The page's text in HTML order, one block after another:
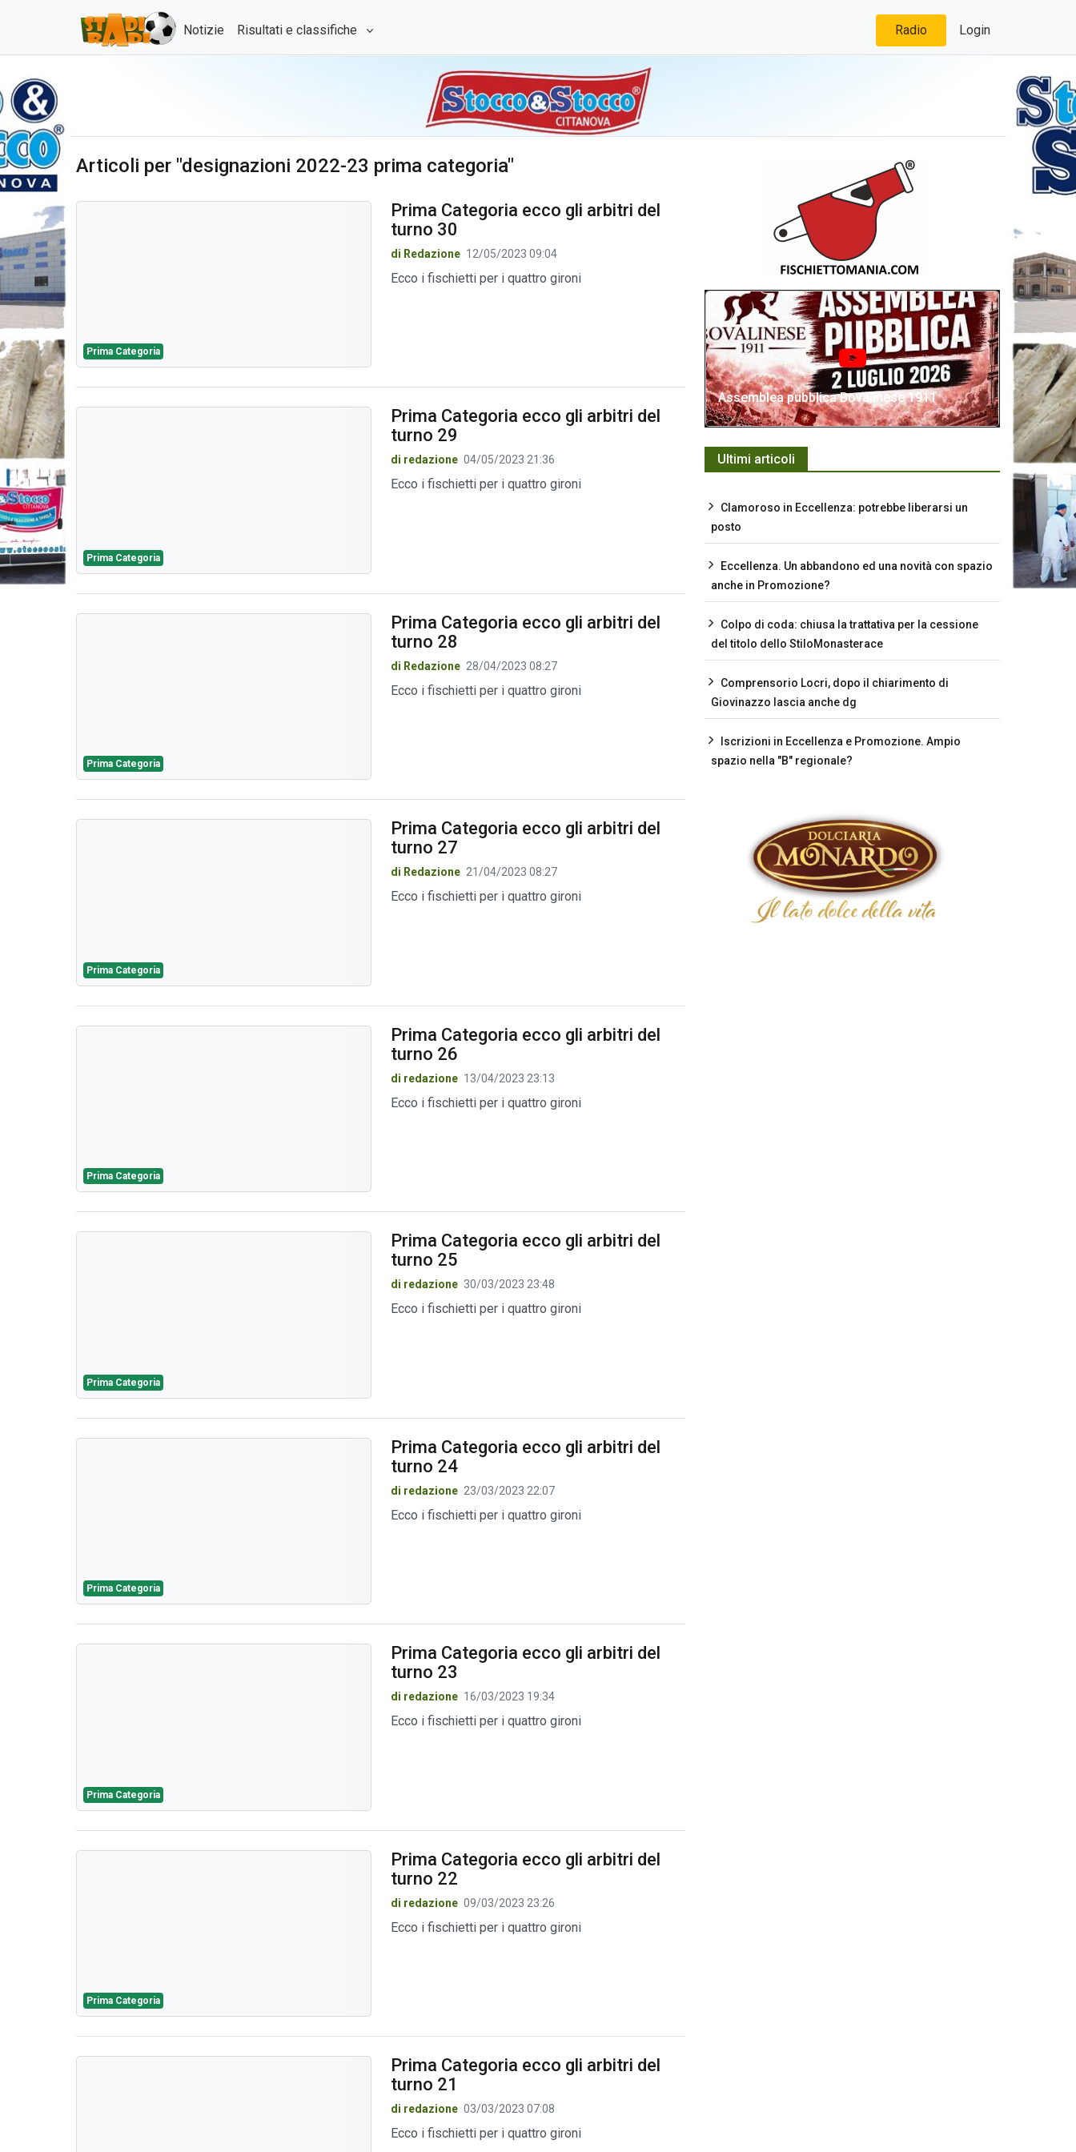
Notizie Risultati e classifiche Radio Login
Articoli per "designazioni 2022-23 prima categoria"
Prima Categoria
Prima Categoria ecco gli arbitri del
turno 30
di Redazione 12/05/2023 09:04
Ecco i fischietti per i quattro gironi
Prima Categoria
Prima Categoria ecco gli arbitri del
turno 29
di redazione 04/05/2023 21:36
Ecco i fischietti per i quattro gironi
Prima Categoria
Prima Categoria ecco gli arbitri del
turno 28
di Redazione 28/04/2023 08:27
Ecco i fischietti per i quattro gironi
Prima Categoria
Prima Categoria ecco gli arbitri del
turno 27
di Redazione 21/04/2023 08:27
Ecco i fischietti per i quattro gironi
Prima Categoria
Prima Categoria ecco gli arbitri del
turno 26
di redazione 13/04/2023 23:13
Ecco i fischietti per i quattro gironi
Prima Categoria
Prima Categoria ecco gli arbitri del
turno 25
di redazione 30/03/2023 23:48
Ecco i fischietti per i quattro gironi
Prima Categoria
Prima Categoria ecco gli arbitri del
turno 24
di redazione 23/03/2023 22:07
Ecco i fischietti per i quattro gironi
Prima Categoria
Prima Categoria ecco gli arbitri del
turno 23
di redazione 16/03/2023 19:34
Ecco i fischietti per i quattro gironi
Prima Categoria
Prima Categoria ecco gli arbitri del
turno 22
di redazione 09/03/2023 23:26
Ecco i fischietti per i quattro gironi
Prima Categoria ecco gli arbitri del
turno 21
di redazione 03/03/2023 07:08
Ecco i fischietti per i quattro gironi
Assemblea pubblica Bovalinese 1911
Ultimi articoli
Clamoroso in Eccellenza: potrebbe liberarsi un
posto
Eccellenza. Un abbandono ed una novità con spazio
anche in Promozione?
Colpo di coda: chiusa la trattativa per la cessione
del titolo dello StiloMonasterace
Comprensorio Locri, dopo il chiarimento di
Giovinazzo lascia anche dg
Iscrizioni in Eccellenza e Promozione. Ampio
spazio nella "B" regionale?